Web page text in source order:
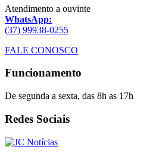
Atendimento a ouvinte
WhatsApp:
(37) 99938-0255
FALE CONOSCO
Funcionamento
De segunda a sexta, das 8h as 17h
Redes Sociais